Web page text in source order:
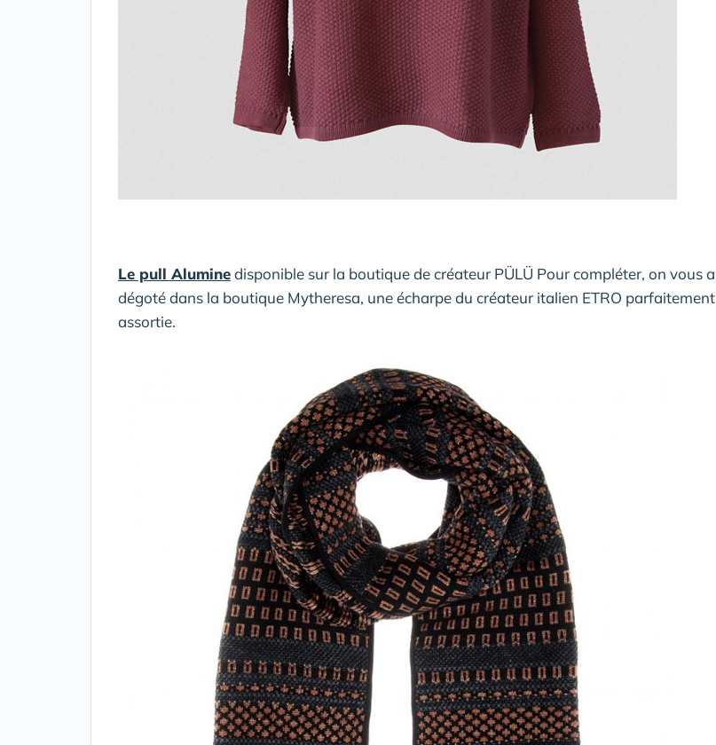
Le pull Aluminedisponible sur la boutique de créateur PÜLÜ Pour compléter, on vous a
dégoté dans la boutique Mytheresa, une écharpe du créateur italien ETRO parfaitement
assortie.